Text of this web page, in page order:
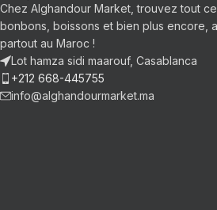
Chez Alghandour Market, trouvez tout
bonbons, boissons et bien plus encore,
partout au Maroc !
Lot hamza sidi maarouf, Casablanca
+212 668-445755
info@alghandourmarket.ma